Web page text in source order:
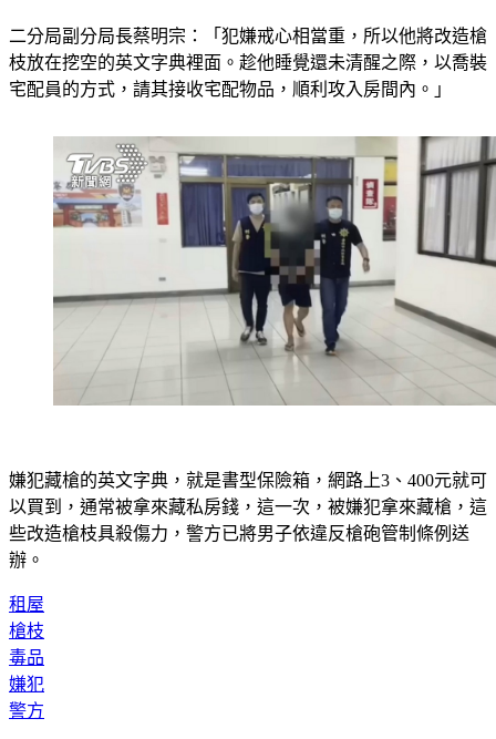
二分局副分局長蔡明宗：「犯嫌戒心相當重，所以他將改造槍
枝放在挖空的英文字典裡面。趁他睡覺還未清醒之際，以喬裝
宅配員的方式，請其接收宅配物品，順利攻入房間內。」
嫌犯藏槍的英文字典，就是書型保險箱，網路上3、400元就可
以買到，通常被拿來藏私房錢，這一次，被嫌犯拿來藏槍，這
些改造槍枝具殺傷力，警方已將男子依違反槍砲管制條例送
辦。
租屋
槍枝
毒品
嫌犯
警方